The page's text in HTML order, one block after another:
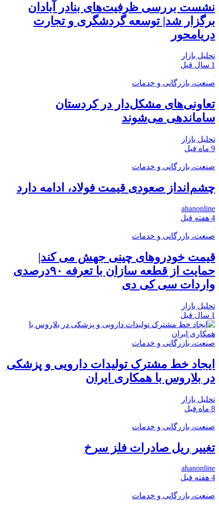
نشست بررسی ظرفیت‌های بنادر آبادان
برگزار شد| توسعه گردشگری و تجارت
دریامحور
تحلیل بازار
1 سال قبل
صنعت، بازرگانی و خدمات
تعاونی‌های مشکل‌دار در کردستان
ساماندهی می‌شوند
تحلیل بازار
9 ماه قبل
صنعت، بازرگانی و خدمات
چشم‌انداز صعودی قیمت فولاد، ادامه دارد
ahanonline
4 هفته قبل
صنعت، بازرگانی و خدمات
قیمت خودروهای چینی جهش می کند|
حمایت از قطعه سازان با تعرفه ۹۰درصدی
واردات سی کی دی
تحلیل بازار
1 سال قبل
صنعت، بازرگانی و خدمات
ایجاد خط مشترک تولیدات دارویی و پزشکی
در بلاروس با همکاری ایران
تحلیل بازار
8 ماه قبل
صنعت، بازرگانی و خدمات
تغییر ریل صادرات فلز سرخ
ahanonline
4 هفته قبل
صنعت، بازرگانی و خدمات